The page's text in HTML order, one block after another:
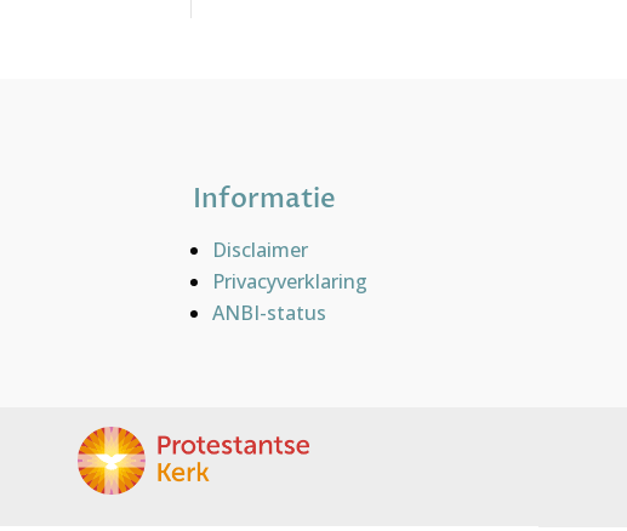
Informatie
Disclaimer
Privacyverklaring
ANBI-status